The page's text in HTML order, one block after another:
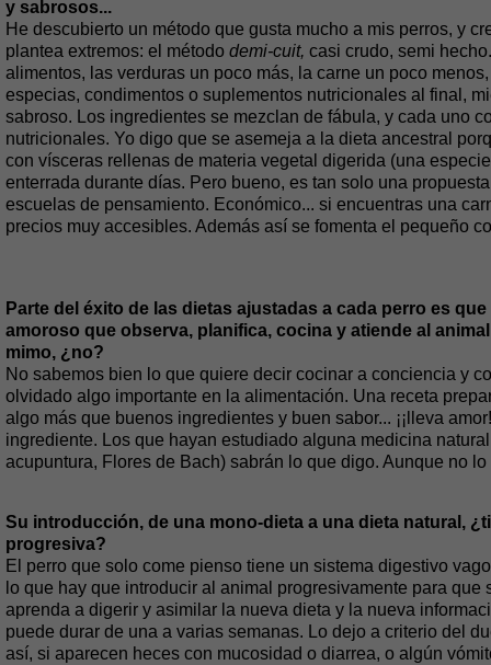
y sabrosos...
He descubierto un método que gusta mucho a mis perros, y
plantea extremos: el método demi-cuit, casi crudo, semi
alimentos, las verduras un poco más, la carne un poco
especias, condimentos o suplementos nutricionales al final,
sabroso. Los ingredientes se mezclan de fábula, y cada uno
nutricionales. Yo digo que se asemeja a la dieta ancestral
con vísceras rellenas de materia vegetal digerida (una
enterrada durante días. Pero bueno, es tan solo una
escuelas de pensamiento. Económico... si encuentras una
precios muy accesibles. Además así se fomenta el pequeño
Parte del éxito de las dietas ajustadas a cada perro es
amoroso que observa, planifica, cocina y atiende al
mimo, ¿no?
No sabemos bien lo que quiere decir cocinar a conciencia y
olvidado algo importante en la alimentación. Una receta
algo más que buenos ingredientes y buen sabor... ¡¡lleva
ingrediente. Los que hayan estudiado alguna medicina
acupuntura, Flores de Bach) sabrán lo que digo. Aunque no lo
Su introducción, de una mono-dieta a una dieta natural,
progresiva?
El perro que solo come pienso tiene un sistema digestivo
lo que hay que introducir al animal progresivamente para que
aprenda a digerir y asimilar la nueva dieta y la nueva
puede durar de una a varias semanas. Lo dejo a criterio del
así, si aparecen heces con mucosidad o diarrea, o algún